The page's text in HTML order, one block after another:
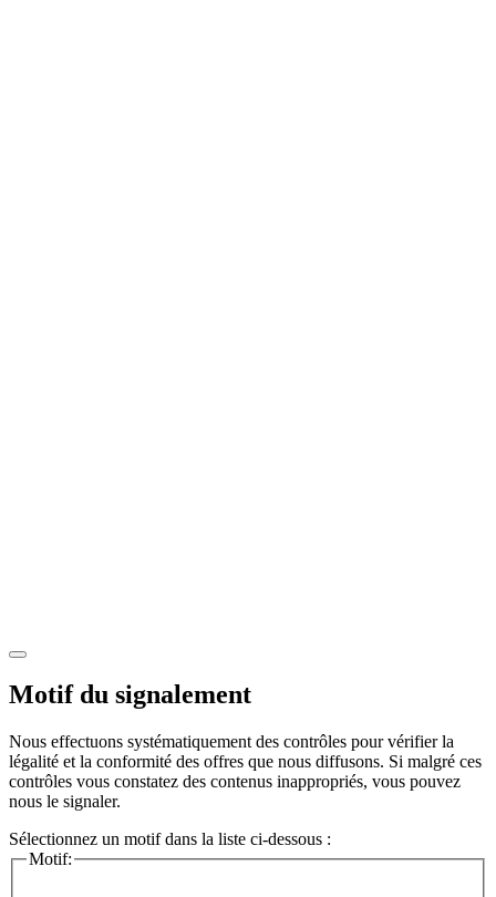
Motif du signalement
Nous effectuons systématiquement des contrôles pour vérifier la
légalité et la conformité des offres que nous diffusons. Si malgré ces
contrôles vous constatez des contenus inappropriés, vous pouvez
nous le signaler.
Sélectionnez un motif dans la liste ci-dessous :
Motif: